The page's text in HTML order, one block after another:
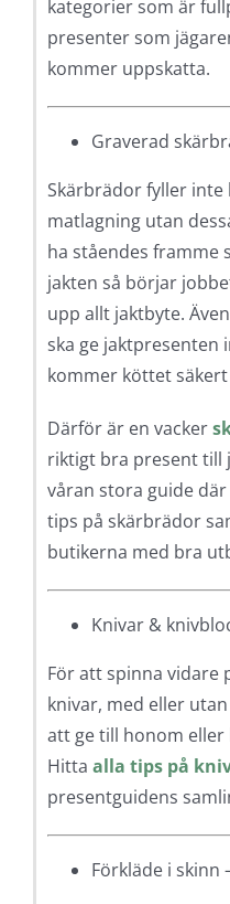
kategorier som är
presenter som
kommer uppskatta.
Graverad
Skärbrädor fyller
matlagning utan
ha ståendes framme
jakten så börjar
upp allt jaktbyte.
ska ge jaktpresenten
kommer köttet
Därför är en vacker
riktigt bra present till
våran stora guide
tips på skärbrädor
butikerna med bra
Knivar &
För att spinna vidare
knivar, med eller
att ge till honom
Hitta alla tips på
presentguidens
Förkläde i skinn